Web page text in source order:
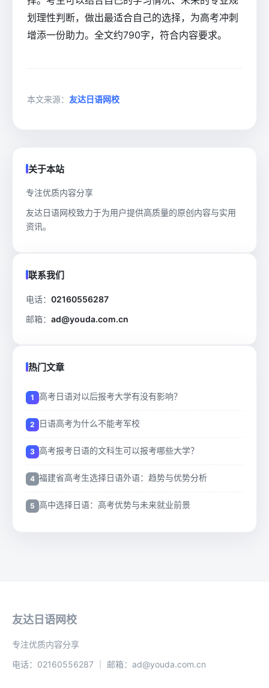
划理性判断，做出最适合自己的选择，为高考冲刺
增添一份助力。全文约790字，符合内容要求。
本文来源： 友达日语网校
关于本站
专注优质内容分享
友达日语网校致力于为用户提供高质量的原创内容与实用
资讯。
联系我们
电话： 02160556287
邮箱： ad@youda.com.cn
热门文章
高考日语对以后报考大学有没有影响？
日语高考为什么不能考军校
高考报考日语的文科生可以报考哪些大学？
福建省高考生选择日语外语：趋势与优势分析
高中选择日语：高考优势与未来就业前景
友达日语网校
专注优质内容分享
电话：02160556287 ｜ 邮箱：ad@youda.com.cn